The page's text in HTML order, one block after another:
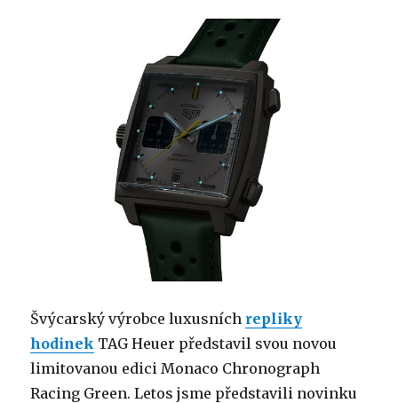
Švýcarský výrobce luxusních repliky
hodinek TAG Heuer představil svou novou
limitovanou edici Monaco Chronograph
Racing Green. Letos jsme představili novinku